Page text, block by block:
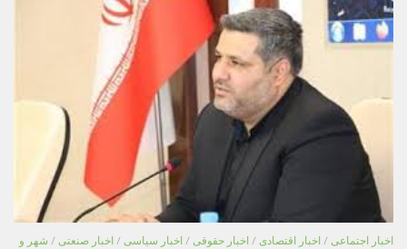
اخبار اجتماعی / اخبار اقتصادی / اخبار حقوقی / اخبار سیاسی / اخبار صنعتی / شهر و